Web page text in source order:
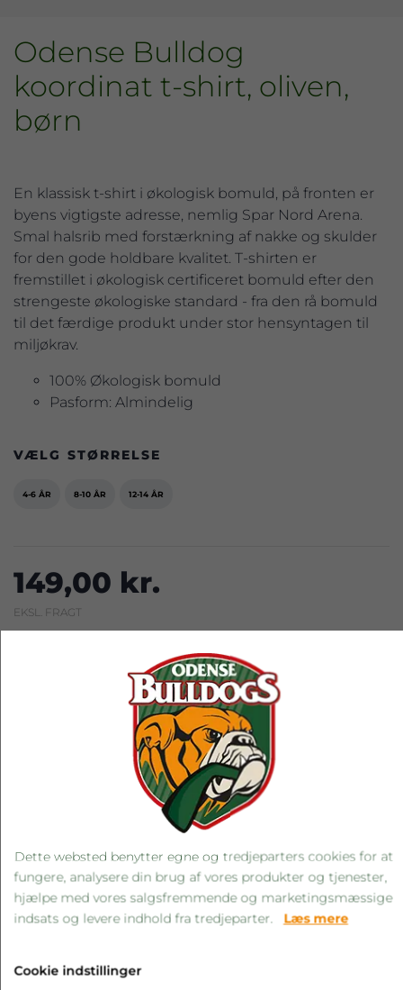
Odense Bulldog
koordinat t-shirt, oliven,
børn
En klassisk t-shirt i økologisk bomuld, på fronten er
byens vigtigste adresse, nemlig Spar Nord Arena.
Smal halsrib med forstærkning af nakke og skulder
for den gode holdbare kvalitet. T-shirten er
fremstillet i økologisk certificeret bomuld efter den
strengeste økologiske standard - fra den rå bomuld
til det færdige produkt under stor hensyntagen til
miljøkrav.
100% Økologisk bomuld
Pasform: Almindelig
VÆLG STØRRELSE
4-6 ÅR 8-10 ÅR 12-14 ÅR
149,00 kr.
EKSL. FRAGT
LÆG I KURV
Leveringstid: 1-3 hverdage
RELATEREDE PRODUKTER
Dette websted benytter egne og tredjeparters cookies for at
fungere, analysere din brug af vores produkter og tjenester,
hjælpe med vores salgsfremmende og marketingsmæssige
indsats og levere indhold fra tredjeparter. Læs mere
Cookie indstillinger